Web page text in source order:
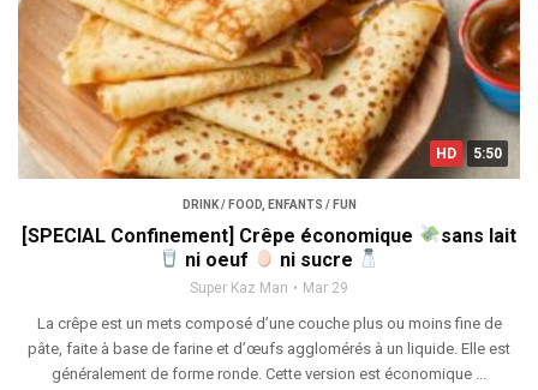
HD 5:50
DRINK / FOOD, ENFANTS / FUN
[SPECIAL Confinement] Crêpe économique
sans lait
ni oeuf
ni sucre
Super Kaz Man Mar 29
La crêpe est un mets composé d’une couche plus ou moins fine de
pâte, faite à base de farine et d’œufs agglomérés à un liquide. Elle est
généralement de forme ronde. Cette version est économique ...